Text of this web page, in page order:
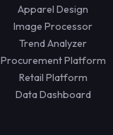
Apparel Design
Image Processor
Trend Analyzer
Procurement Platform
Retail Platform
Data Dashboard